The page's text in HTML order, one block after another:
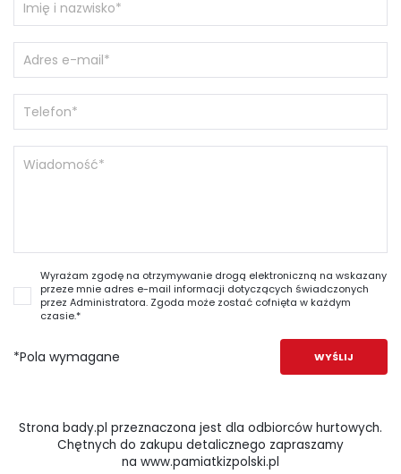
Wyrażam zgodę na otrzymywanie drogą elektroniczną na wskazany
przeze mnie adres e-mail informacji dotyczących świadczonych
przez Administratora. Zgoda może zostać cofnięta w każdym
czasie.*
*Pola wymagane WYŚLIJ
Strona bady.pl przeznaczona jest dla odbiorców hurtowych.
Chętnych do zakupu detalicznego zapraszamy
na www.pamiatkizpolski.pl